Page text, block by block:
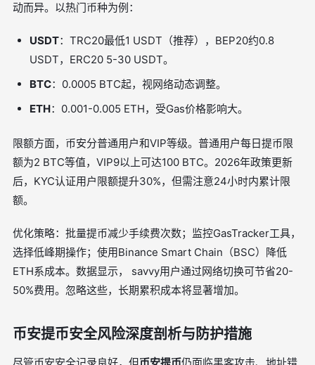
动而异。以热门币种为例：
USDT：TRC20最低1 USDT（推荐），BEP20约0.8
USDT，ERC20 5-30 USDT。
BTC：0.0005 BTC起，视网络动态调整。
ETH：0.001-0.005 ETH，受Gas价格影响大。
限额方面，币安分普通用户和VIP等级。普通用户每日提币限
额为2 BTC等值，VIP9以上可达100 BTC。2026年政策更新
后，KYC认证用户限额提升30%，但需注意24小时内累计限
额。
优化策略：批量提币减少手续费次数；监控GasTracker工具，
选择低峰期操作；使用Binance Smart Chain（BSC）降低
ETH系成本。数据显示， savvy用户通过网络切换可节省20-
50%费用。忽略这些，长期累积成本将显著增加。
币安提币安全风险深度剖析与防护措施